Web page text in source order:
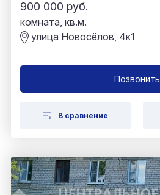
900 000 руб.
комната, кв.м.
улица Новосёлов, 4к1
Позвонить
В сравнение